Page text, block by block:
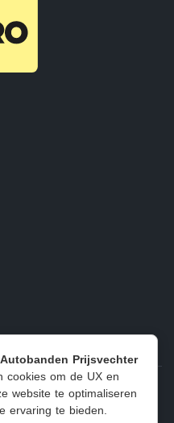
Prijsvechter
cookies om de UX en
website te optimaliseren
ervaring te bieden.
Privacy | Voorwaarden